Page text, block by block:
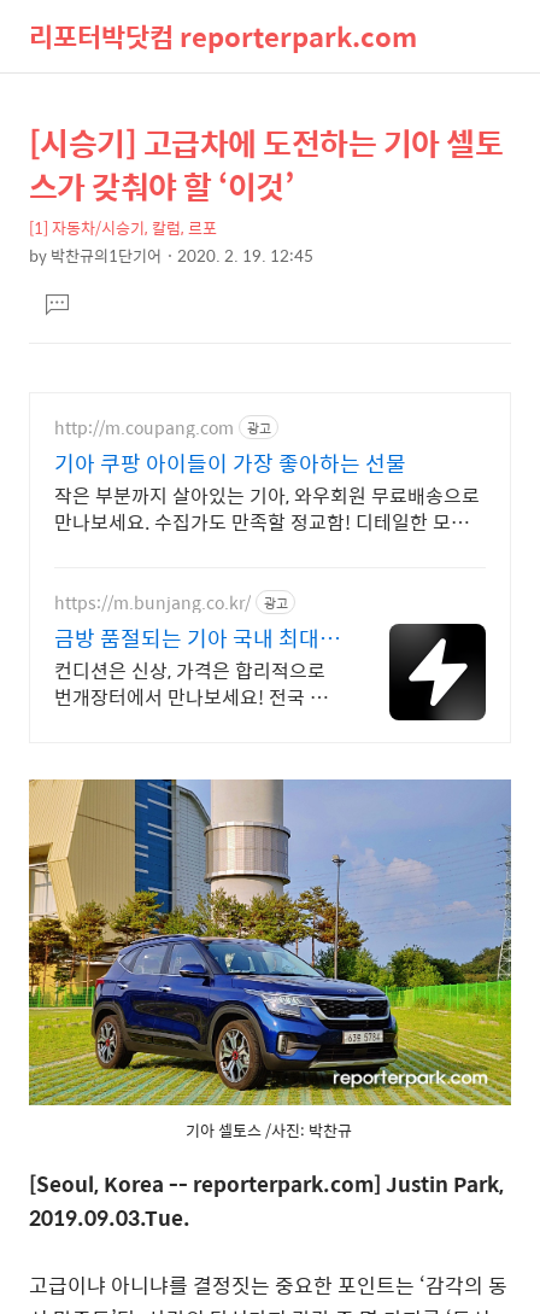
리포터박닷컴 reporterpark.com
색
뉴
상
세
컨
텐
본
문
제
목
[시승기] 고급차에 도전하는 기아 셀토
스가 갖춰야 할 ‘이것’
[1] 자동차/시승기, 칼럼, 르포
by박찬규의1단기어 2020. 2. 19. 12:45
문댓
글
http://m.coupang.com 광고
기아 쿠팡 아이들이 가장 좋아하는 선물
작은 부분까지 살아있는 기아, 와우회원 무료배송으로
만나보세요. 수집가도 만족할 정교함! 디테일한 모형
https://m.bunjang.co.kr/ 광고
금방 품절되는 기아 국내 최대
브랜드 중고거래
컨디션은 신상, 가격은 합리적으로
번개장터에서 만나보세요! 전국 각
로드
기아 셀토스 /사진: 박찬규
[Seoul, Korea -- reporterpark.com] Justin Park,
2019.09.03.Tue.
고급이냐 아니냐를 결정짓는 중요한 포인트는 ‘감각의 동